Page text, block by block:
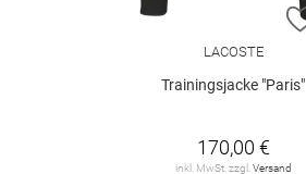
LACOSTE
Trainingsjacke "Paris"
170,00 €
inkl. MwSt. zzgl. Versand